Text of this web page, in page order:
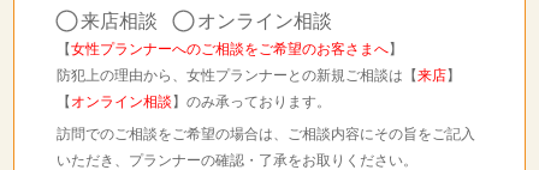
来店相談 オンライン相談
【女性プランナーへのご相談をご希望のお客さまへ】
防犯上の理由から、女性プランナーとの新規ご相談は【来店】
【 オンライン相談 】のみ承っております。
訪問でのご相談をご希望の場合は、ご相談内容にその旨をご記入
いただき、プランナーの確認・了承をお取りください。